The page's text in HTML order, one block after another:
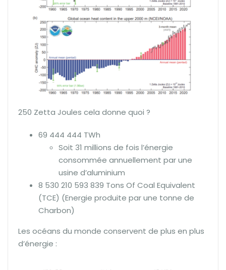
250 Zetta Joules cela donne quoi ?
69 444 444 TWh
Soit 31 millions de fois l’énergie
consommée annuellement par une
usine d’aluminium
8 530 210 593 839 Tons Of Coal Equivalent
(TCE) (Energie produite par une tonne de
Charbon)
Les océans du monde conservent de plus en plus
d’énergie :